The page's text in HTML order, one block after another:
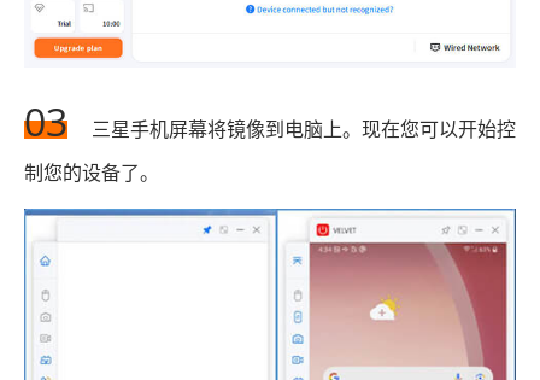
03
三星手机屏幕将镜像到电脑上。现在您可以开始控
制您的设备了。